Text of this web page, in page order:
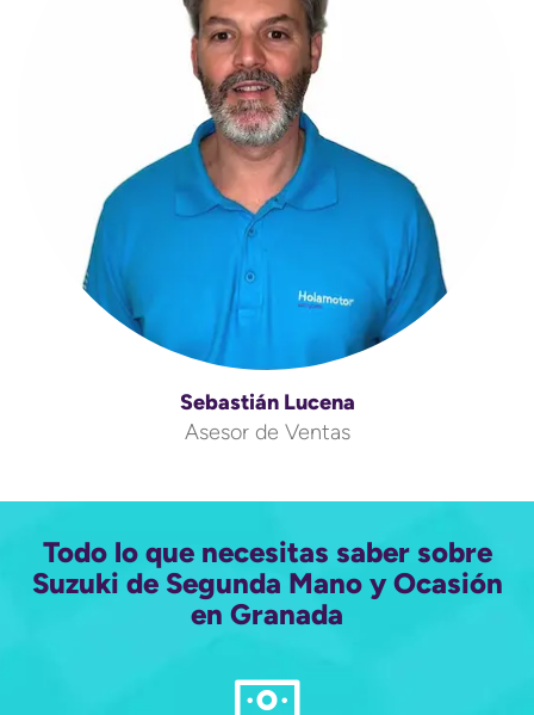
Sebastián Lucena
Asesor de Ventas
Todo lo que necesitas saber sobre
Suzuki de Segunda Mano y Ocasión
en Granada